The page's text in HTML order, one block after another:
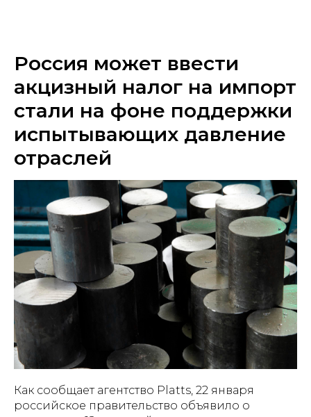
Россия может ввести
акцизный налог на импорт
стали на фоне поддержки
испытывающих давление
отраслей
Как сообщает агентство Platts, 22 января
российское правительство объявило о